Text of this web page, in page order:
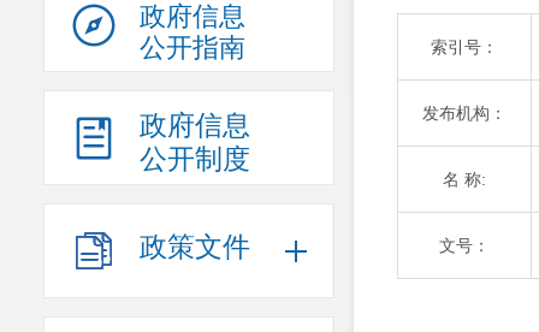
政府信息
公开指南
政府信息
公开制度
政策文件
索引号：
发布机构：
名 称:
文号：